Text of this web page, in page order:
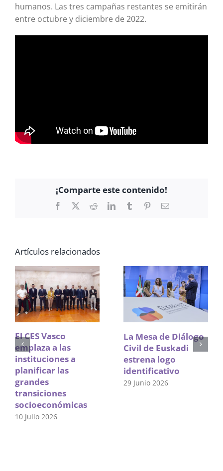
humanos. Las tres campañas restantes se emitirán
entre octubre y diciembre de 2022.
¡Comparte este contenido!
Facebook RedditLinkedInTumblr PinterestCorreo
Artículos relacionados
El CES Vasco
emplaza a las
instituciones a
planificar las
grandes
transiciones
socioeconómicas
10 Julio 2026
La Mesa de Diálogo
Civil de Euskadi
estrena logo
identificativo
29 Junio 2026